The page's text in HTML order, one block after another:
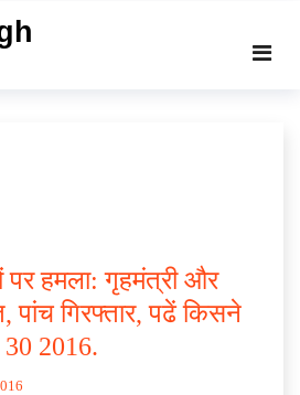
पर हमला: गृहमंत्री और
पांच गिरफ्तार, पढें किसने
2016.